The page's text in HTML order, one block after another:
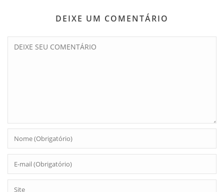
DEIXE UM COMENTÁRIO